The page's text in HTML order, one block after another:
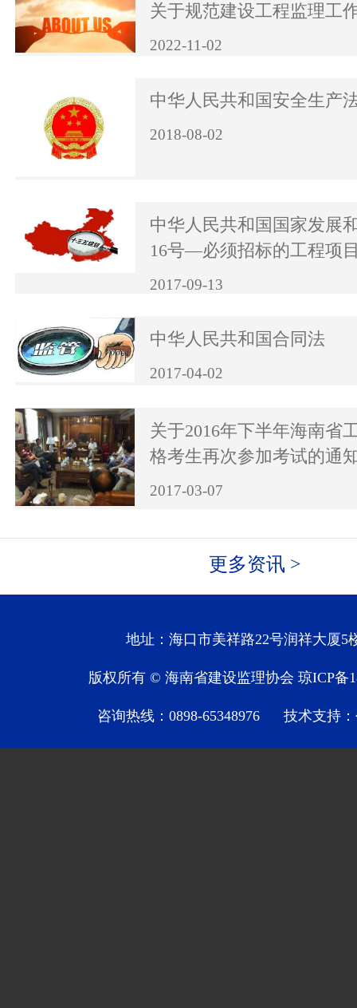
关于规范建设工程监理工
2022-11-02
中华人民共和国安全生产
2018-08-02
中华人民共和国国家发展
16号—必须招标的工程项
2017-09-13
中华人民共和国合同法
2017-04-02
关于2016年下半年海南省
格考生再次参加考试的通
2017-03-07
更多资讯 >
地址：海口市美祥路22号润祥大厦5
版权所有 © 海南省建设监理协会琼ICP备
咨询热线：0898-65348976 技术支持：